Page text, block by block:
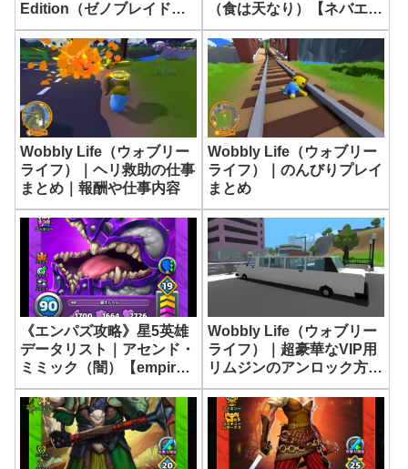
Edition（ゼノブレイドク
ロス ディフィニティブエ
ディション）
（食は天なり）【ネバエ
バ】
Wobbly Life（ウォブリー
ライフ）｜ヘリ救助の仕事
まとめ｜報酬や仕事内容
Wobbly Life（ウォブリー
ライフ）｜のんびりプレイ
まとめ
《エンパズ攻略》星5英雄
データリスト｜アセンド・
ミミック（闇）【empires
& puzzles】
Wobbly Life（ウォブリー
ライフ）｜超豪華なVIP用
リムジンのアンロック方法
｜乗り物まとめ